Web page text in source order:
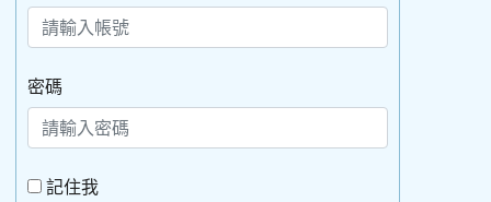
密碼
記住我